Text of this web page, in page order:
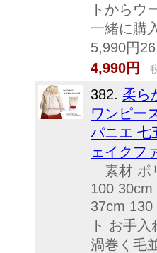
トからウ
一緒に購
5,990円
4,990円
382. 柔ら
ワンピー
パニエ 七
ェイクフ
素材 ポ
100
37cm
ト お手
渦巻く毛